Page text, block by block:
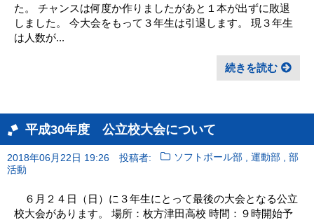
た。 チャンスは何度か作りましたがあと１本が出ずに敗退
しました。 今大会をもって３年生は引退します。 現３年生
は人数が...
続きを読む
平成30年度 公立校大会について
2018年06月22日 19:26 投稿者: ソフトボール部 ,運動部 ,部
活動
６月２４日（日）に３年生にとって最後の大会となる公立
校大会があります。 場所：枚方津田高校 時間：９時開始予